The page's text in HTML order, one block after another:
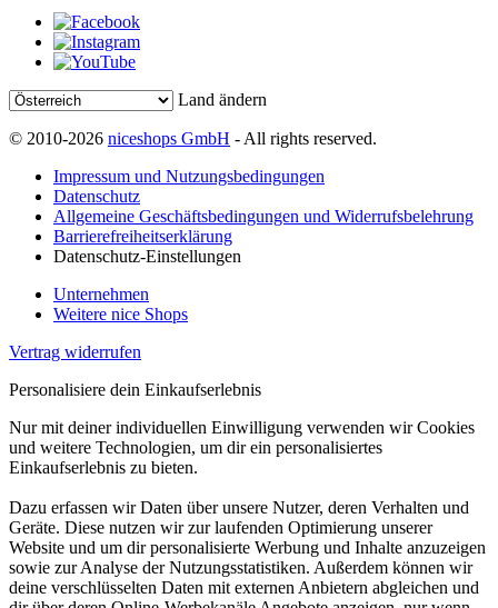
Land ändern
© 2010-2026 niceshops GmbH - All rights reserved.
Impressum und Nutzungsbedingungen
Datenschutz
Allgemeine Geschäftsbedingungen und Widerrufsbelehrung
Barrierefreiheitserklärung
Datenschutz-Einstellungen
Unternehmen
Weitere nice Shops
Vertrag widerrufen
Personalisiere dein Einkaufserlebnis
Nur mit deiner individuellen Einwilligung verwenden wir Cookies
und weitere Technologien, um dir ein personalisiertes
Einkaufserlebnis zu bieten.
Dazu erfassen wir Daten über unsere Nutzer, deren Verhalten und
Geräte. Diese nutzen wir zur laufenden Optimierung unserer
Website und um dir personalisierte Werbung und Inhalte anzuzeigen
sowie zur Analyse der Nutzungsstatistiken. Außerdem können wir
deine verschlüsselten Daten mit externen Anbietern abgleichen und